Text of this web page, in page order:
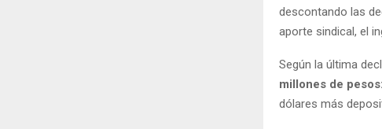
descontando las
aporte sindical, el
Según la última
millones de pesos:
dólares más